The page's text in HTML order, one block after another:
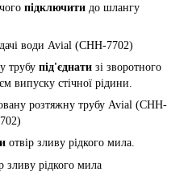
підключити до шлангу
трубу під'єднати зі зворотного
випуску стічної рідини.
отвір зливу рідкого мила.